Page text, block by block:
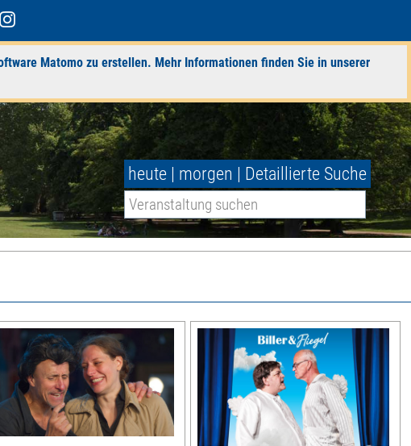
Matomo zu erstellen. Mehr Informationen finden Sie in unserer
heute | morgen | Detaillierte Suche